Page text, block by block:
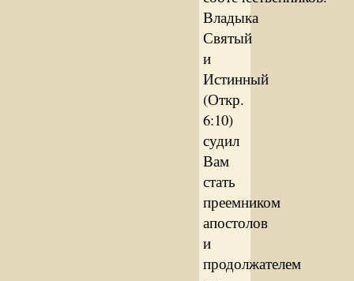
Владыка
Святый
и
Истинный
(Откр.
6:10)
судил
Вам
стать
преемником
апостолов
и
продолжателем